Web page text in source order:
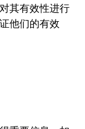
其有效性进行
他们的有效